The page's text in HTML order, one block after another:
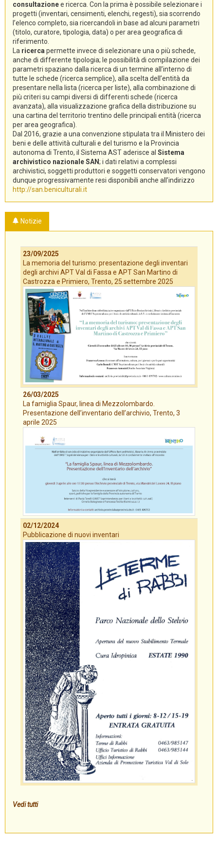
consultazionee ricerca. Con la prima è possibile selezionare i
progetti (inventari, censimenti, elenchi, regesti), sia scorrendo
l’elenco completo, sia ricercandoli in base ad alcuni parametri
(titolo, curatore, tipologia, data) o per area geografica di
riferimento.
La ricerca permette invece di selezionare una o più schede,
anche di differente tipologia; le possibilità di compilazione dei
parametri spaziano dalla ricerca di un termine all’interno di
tutte le schede (ricerca semplice), alla scelta dell’entità da
presentare nella lista (ricerca per liste), alla combinazione di
più criteri su campi diversi di differenti schede (ricerca
avanzata), alla visualizzazione grafica della distribuzione su
una cartina del territorio trentino delle principali entità (ricerca
per area geografica).
Dal 2016, grazie a una convenzione stipulata tra il Ministero dei
beni e delle attività culturali e del turismo e la Provincia
autonoma di Trento, il Sistema AST aderisce al Sistema
archivistico nazionale SAN; i dati relativi a complessi
archivistici, soggetti produttori e soggetti conservatori vengono
dunque progressivamente resi disponibili anche all’indirizzo
http://san.beniculturali.it
Notizie
23/09/2025
La memoria del turismo: presentazione degli inventari
degli archivi APT Val di Fassa e APT San Martino di
Castrozza e Primiero, Trento, 25 settembre 2025
26/03/2025
La famiglia Spaur, linea di Mezzolombardo.
Presentazione dell’inventario dell’archivio, Trento, 3
aprile 2025
02/12/2024
Pubblicazione di nuovi inventari
Vedi tutti